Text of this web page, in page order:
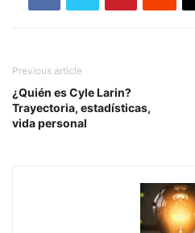
Previous article
¿Quién es Cyle Larin?
Trayectoria, estadísticas,
vida personal